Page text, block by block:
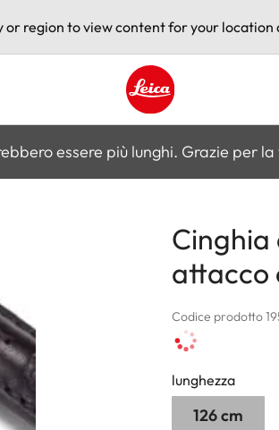
or region to view content for your location
Leica logo - Home
essere più lunghi. Grazie per
Cinghia
attacco
Codice prodotto
lunghezza
126 cm